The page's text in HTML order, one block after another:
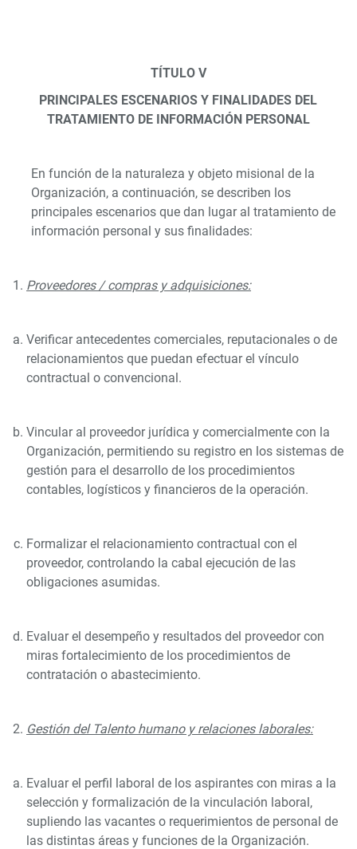
TÍTULO V
PRINCIPALES ESCENARIOS Y FINALIDADES DEL
TRATAMIENTO DE INFORMACIÓN PERSONAL
En función de la naturaleza y objeto misional de la
Organización, a continuación, se describen los
principales escenarios que dan lugar al tratamiento de
información personal y sus finalidades:
Proveedores / compras y adquisiciones:
Verificar antecedentes comerciales, reputacionales o de
relacionamientos que puedan efectuar el vínculo
contractual o convencional.
Vincular al proveedor jurídica y comercialmente con la
Organización, permitiendo su registro en los sistemas de
gestión para el desarrollo de los procedimientos
contables, logísticos y financieros de la operación.
Formalizar el relacionamiento contractual con el
proveedor, controlando la cabal ejecución de las
obligaciones asumidas.
Evaluar el desempeño y resultados del proveedor con
miras fortalecimiento de los procedimientos de
contratación o abastecimiento.
Gestión del Talento humano y relaciones laborales:
Evaluar el perfil laboral de los aspirantes con miras a la
selección y formalización de la vinculación laboral,
supliendo las vacantes o requerimientos de personal de
las distintas áreas y funciones de la Organización.